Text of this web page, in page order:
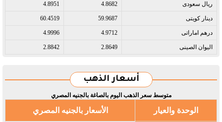
ريال سعودى​ 4.8682
4.8951
دينار كويتى​ 59.9687
60.4519
درهم اماراتى​ 4.9712
4.9996
اليوان الصينى​ 2.8649
2.8842
أسعار الذهب
متوسط سعر الذهب اليوم بالصاغة بالجنيه المصري
الوحدة والعيار الأسعار بالجنيه المصري